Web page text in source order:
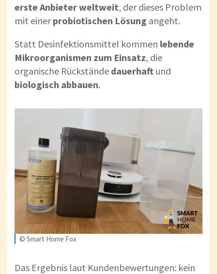
erste Anbieter weltweit, der dieses Problem
mit einerprobiotischen Lösung angeht.
Statt Desinfektionsmittel kommen lebende
Mikroorganismen zum Einsatz, die
organische Rückstände dauerhaft und
biologisch abbauen.
© Smart Home Fox
Das Ergebnis laut Kundenbewertungen: kein